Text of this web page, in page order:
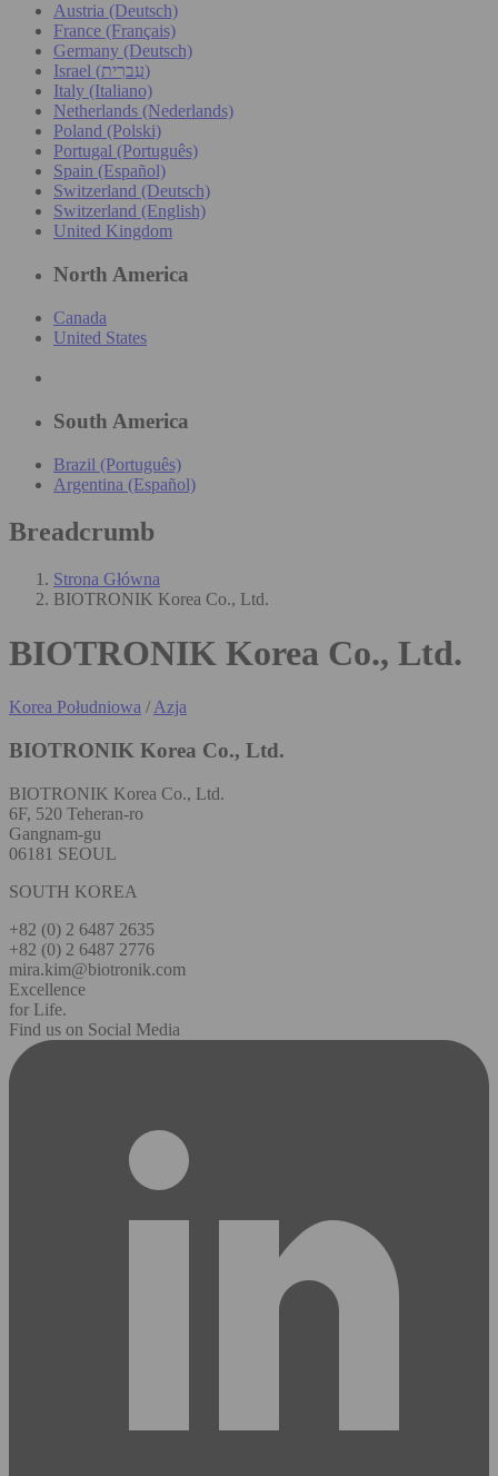
Austria (Deutsch)
France (Français)
Germany (Deutsch)
Israel (עִברִית)
Italy (Italiano)
Netherlands (Nederlands)
Poland (Polski)
Portugal (Português)
Spain (Español)
Switzerland (Deutsch)
Switzerland (English)
United Kingdom
North America
Canada
United States
South America
Brazil (Português)
Argentina (Español)
Breadcrumb
Strona Główna
BIOTRONIK Korea Co., Ltd.
BIOTRONIK Korea Co., Ltd.
Korea Południowa /Azja
BIOTRONIK Korea Co., Ltd.
BIOTRONIK Korea Co., Ltd.
6F, 520 Teheran-ro
Gangnam-gu
06181 SEOUL
SOUTH KOREA
+82 (0) 2 6487 2635
+82 (0) 2 6487 2776
mira.kim@biotronik.com
Excellence
for Life.
Find us on Social Media